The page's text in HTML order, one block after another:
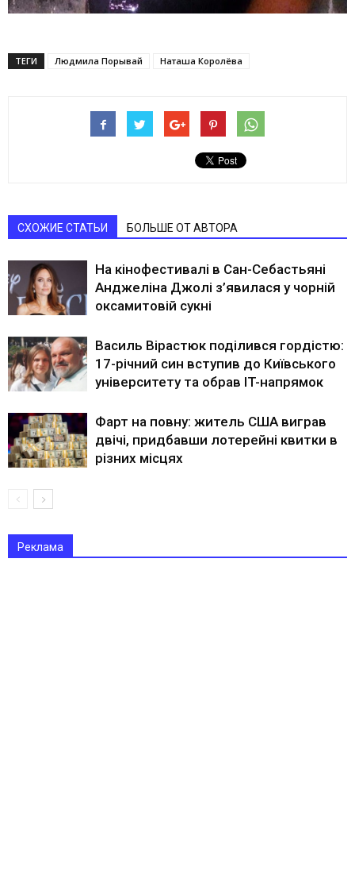
ТЕГИ Людмила Порывай Наташа Королёва
СХОЖИЕ СТАТЬИ БОЛЬШЕ ОТ АВТОРА
На кінофестивалі в Сан-Себастьяні
Анджеліна Джолі з’явилася у чорній
оксамитовій сукні
Василь Вірастюк поділився гордістю:
17-річний син вступив до Київського
університету та обрав IT-напрямок
Фарт на повну: житель США виграв
двічі, придбавши лотерейні квитки в
різних місцях
Реклама